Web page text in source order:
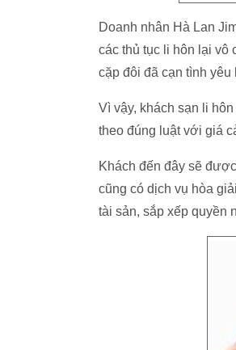
Doanh nhân Hà Lan
các thủ tục li hôn lại vô
cặp đôi đã cạn tình
Vì vậy, khách sạn li
theo đúng luật với giá
Khách đến đây sẽ
cũng có dịch vụ hòa
tài sản, sắp xếp quyền